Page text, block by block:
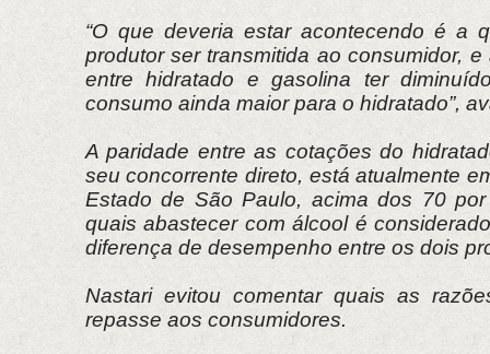
“O que deveria estar acontecendo é a
produtor ser transmitida ao consumidor,
entre hidratado e gasolina ter
consumo ainda maior para o hidratado”,
A paridade entre as cotações do
seu concorrente direto, está atualmente
Estado de São Paulo, acima dos 70
quais abastecer com álcool é
diferença de desempenho entre os dois
Nastari evitou comentar quais as
repasse aos consumidores.